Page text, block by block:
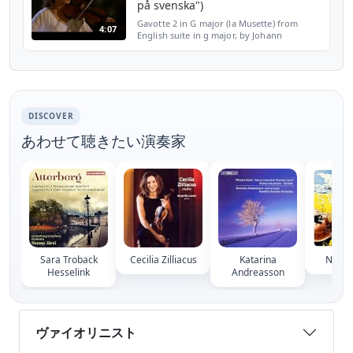
4:07
på svenska")
Gavotte 2 in G major (la Musette) from
English suite in g major, by Johann
what might have happene...
DISCOVER
あわせて聴きたい演奏家
Sara Troback
Hesselink
Cecilia Zilliacus
Katarina
Andreasson
Nilla
ヴァイオリニスト